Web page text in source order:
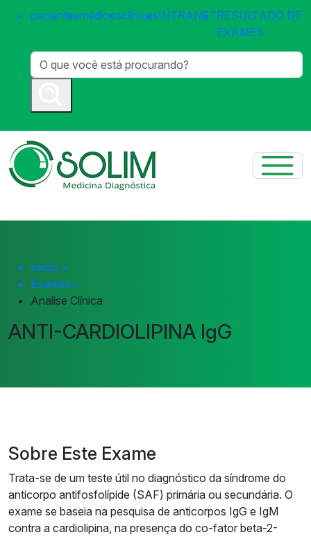
pacientesmédicosclínicasINTRANETRESULTADO DE
EXAMES
Início >
Exames>
Analise Clínica
ANTI-CARDIOLIPINA IgG
Sobre Este Exame
Trata-se de um teste útil no diagnóstico da síndrome do
anticorpo antifosfolípide (SAF) primária ou secundária. O
exame se baseia na pesquisa de anticorpos IgG e IgM
contra a cardiolipina, na presença do co-fator beta-2-